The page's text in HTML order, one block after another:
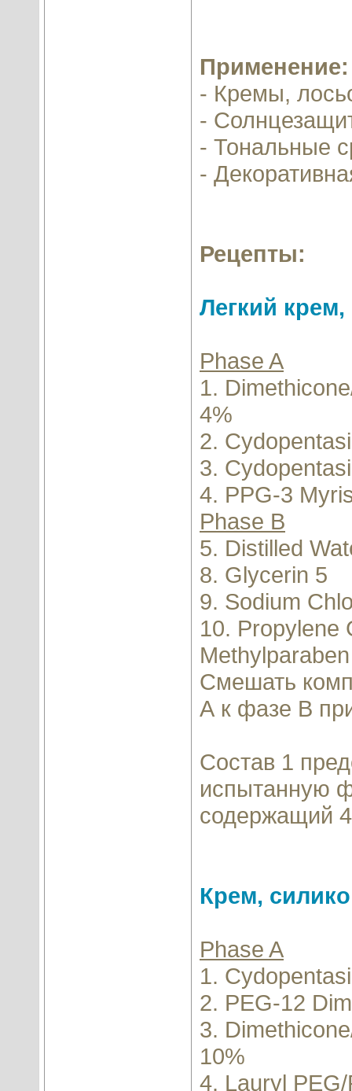
Применение:
- Кремы,
-
- Тональные
-
Рецепты:
Легкий
Phase A
1.
4%
2.
3.
4. PPG-3
Phase В
5. Distilled
8. Glycerin 5
9. Sodium
10. Propylene
Смешать
А к фазе B
Состав 1
испытанную
содержащий
Крем,
Phase A
1.
2. PEG-12
3.
10%
4. Lauryl